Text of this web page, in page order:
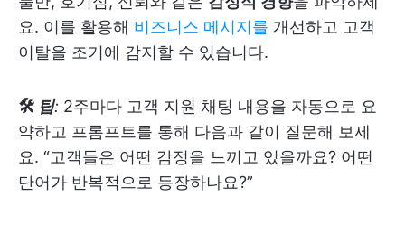
요. 이를 활용해 비즈니스 메시지를 개선하고 고객
이탈을 조기에 감지할 수 있습니다.
🛠 팁: 2주마다 고객 지원 채팅 내용을 자동으로 요
약하고 프롬프트를 통해 다음과 같이 질문해 보세
요. “고객들은 어떤 감정을 느끼고 있을까요? 어떤
단어가 반복적으로 등장하나요?”